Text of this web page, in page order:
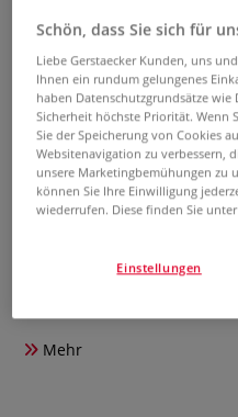
Airbrush
Mehr
Schön, dass Sie sich für
Liebe Gerstaecker Kunden, uns
Ihnen ein rundum gelungenes
haben Datenschutzgrundsätze wie
Sicherheit höchste Priorität. Wenn
Sie der Speicherung von Cookies
Websitenavigation zu verbessern,
unsere Marketingbemühungen zu
können Sie Ihre Einwilligung
wiederrufen. Diese finden Sie unter
Einstellungen